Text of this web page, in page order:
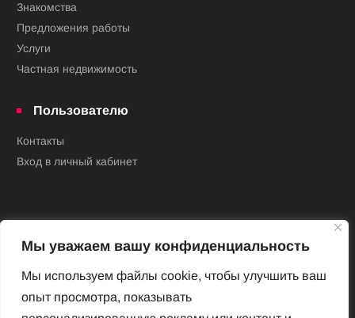
Мы уважаем вашу конфиденциальность
Мы используем файлы cookie, чтобы улучшить ваш
опыт просмотра, показывать
Знакомства
Предложения работы
Услуги
Частная недвижимость
Пользователю
Контакты
Вход в личный кабинет
Новый Венский журнал